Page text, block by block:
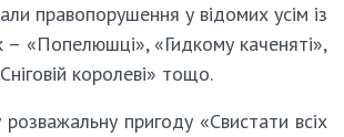
правопорушення у відомих усім із
«Попелюшці», «Гидкому каченяті»,
королеві» тощо.
розважальну пригоду «Свистати всіх